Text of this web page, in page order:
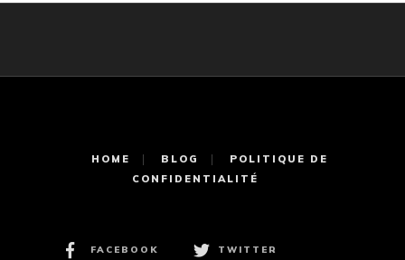
HOME BLOG
POLITIQUE DE
CONFIDENTIALITÉ
FACEBOOK TWITTER